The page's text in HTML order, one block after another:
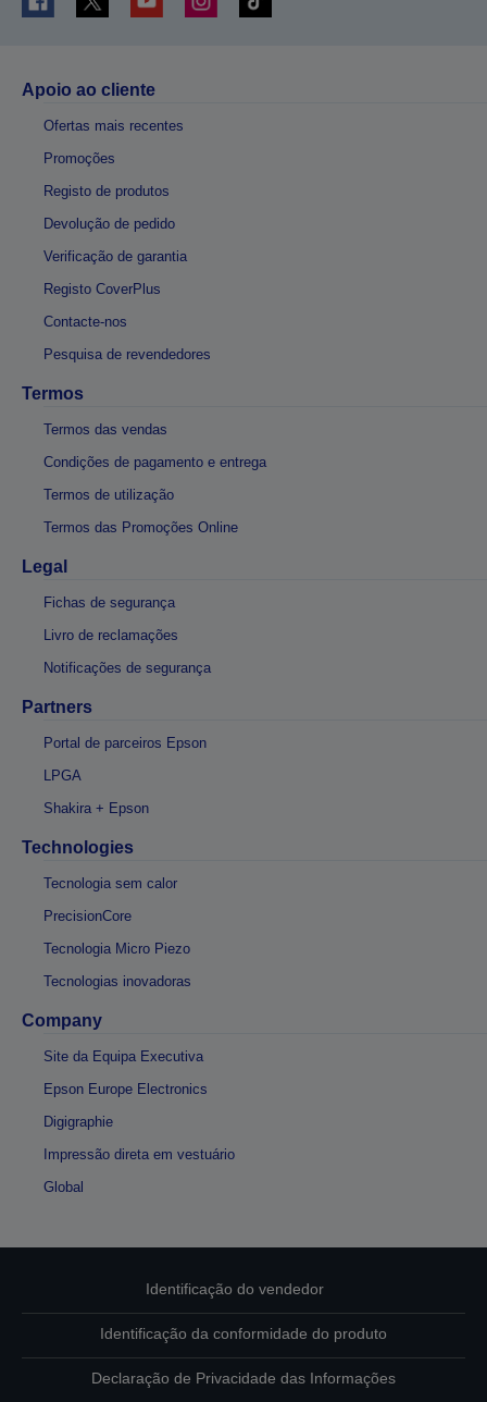
Apoio ao cliente
Ofertas mais recentes
Promoções
Registo de produtos
Devolução de pedido
Verificação de garantia
Registo CoverPlus
Contacte-nos
Pesquisa de revendedores
Termos
Termos das vendas
Condições de pagamento e entrega
Termos de utilização
Termos das Promoções Online
Legal
Fichas de segurança
Livro de reclamações
Notificações de segurança
Partners
Portal de parceiros Epson
LPGA
Shakira + Epson
Technologies
Tecnologia sem calor
PrecisionCore
Tecnologia Micro Piezo
Tecnologias inovadoras
Company
Site da Equipa Executiva
Epson Europe Electronics
Digigraphie
Impressão direta em vestuário
Global
Identificação do vendedor
Identificação da conformidade do produto
Declaração de Privacidade das Informações